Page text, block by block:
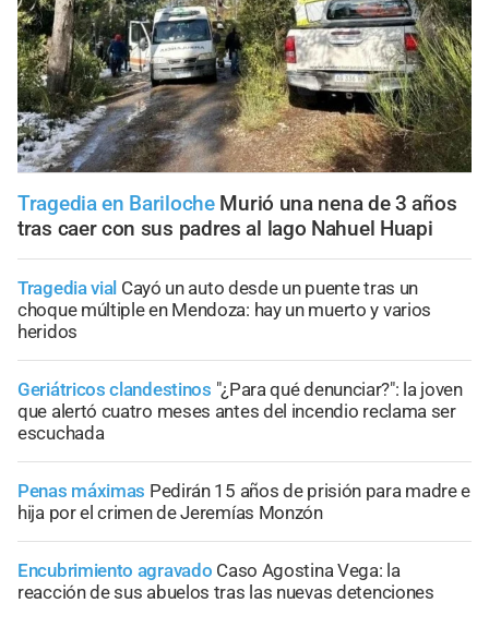
Tragedia en Bariloche Murió una nena de 3 años
tras caer con sus padres al lago Nahuel Huapi
Tragedia vial Cayó un auto desde un puente tras un
choque múltiple en Mendoza: hay un muerto y varios
heridos
Geriátricos clandestinos "¿Para qué denunciar?": la joven
que alertó cuatro meses antes del incendio reclama ser
escuchada
Penas máximas Pedirán 15 años de prisión para madre e
hija por el crimen de Jeremías Monzón
Encubrimiento agravado Caso Agostina Vega: la
reacción de sus abuelos tras las nuevas detenciones